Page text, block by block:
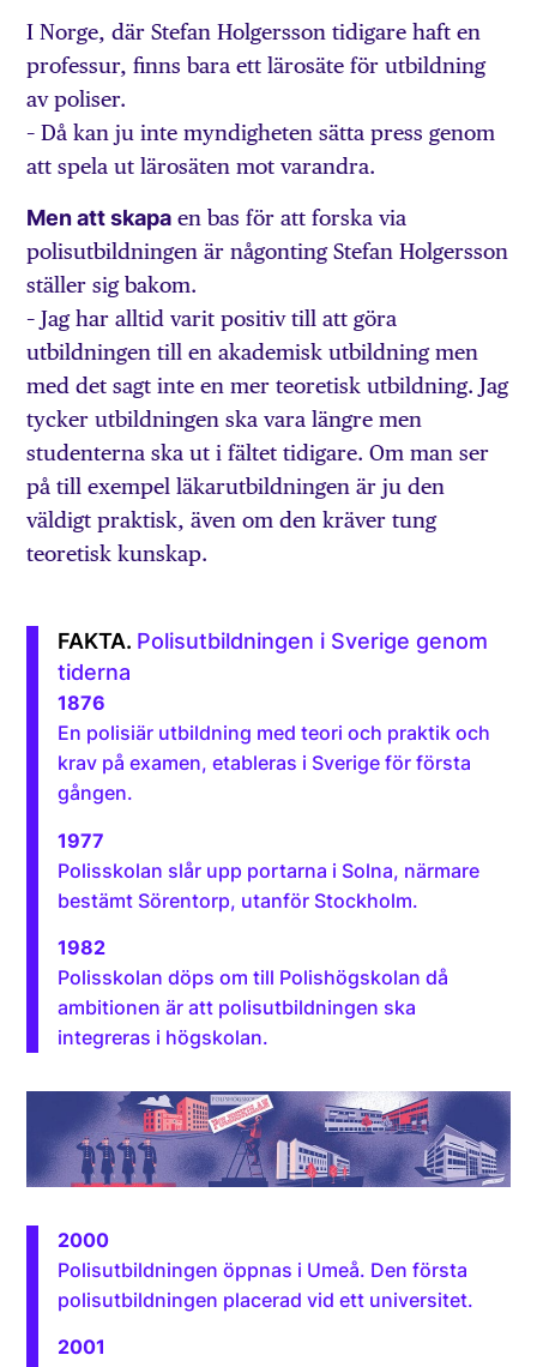
I Norge, där Stefan Holgersson tidigare haft en
professur, finns bara ett lärosäte för utbildning
av poliser.
– Då kan ju inte myndigheten sätta press genom
att spela ut lärosäten mot varandra.
Men att skapa en bas för att forska via
polisutbildningen är någonting Stefan Holgersson
ställer sig bakom.
– Jag har alltid varit positiv till att göra
utbildningen till en akademisk utbildning men
med det sagt inte en mer teoretisk utbildning. Jag
tycker utbildningen ska vara längre men
studenterna ska ut i fältet tidigare. Om man ser
på till exempel läkarutbildningen är ju den
väldigt praktisk, även om den kräver tung
teoretisk kunskap.
Polisutbildningen i Sverige genom
tiderna
1876
En polisiär utbildning med teori och praktik och
krav på examen, etableras i Sverige för första
gången.
1977
Polisskolan slår upp portarna i Solna, närmare
bestämt Sörentorp, utanför Stockholm.
1982
Polisskolan döps om till Polishögskolan då
ambitionen är att polisutbildningen ska
integreras i högskolan.
2000
Polisutbildningen öppnas i Umeå. Den första
polisutbildningen placerad vid ett universitet.
2001